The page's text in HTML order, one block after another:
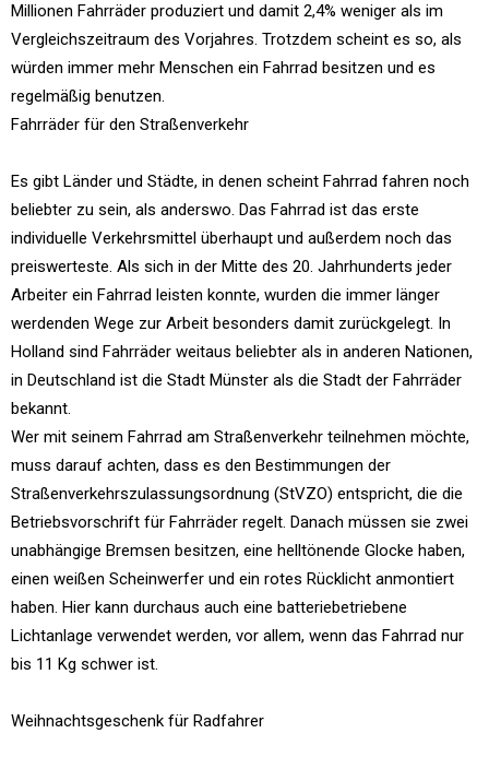
Millionen Fahrräder produziert und damit 2,4% weniger als im
Vergleichszeitraum des Vorjahres. Trotzdem scheint es so, als
würden immer mehr Menschen ein Fahrrad besitzen und es
regelmäßig benutzen.
Fahrräder für den Straßenverkehr
Es gibt Länder und Städte, in denen scheint Fahrrad fahren noch
beliebter zu sein, als anderswo. Das Fahrrad ist das erste
individuelle Verkehrsmittel überhaupt und außerdem noch das
preiswerteste. Als sich in der Mitte des 20. Jahrhunderts jeder
Arbeiter ein Fahrrad leisten konnte, wurden die immer länger
werdenden Wege zur Arbeit besonders damit zurückgelegt. In
Holland sind Fahrräder weitaus beliebter als in anderen Nationen,
in Deutschland ist die Stadt Münster als die Stadt der Fahrräder
bekannt.
Wer mit seinem Fahrrad am Straßenverkehr teilnehmen möchte,
muss darauf achten, dass es den Bestimmungen der
Straßenverkehrszulassungsordnung (StVZO) entspricht, die die
Betriebsvorschrift für Fahrräder regelt. Danach müssen sie zwei
unabhängige Bremsen besitzen, eine helltönende Glocke haben,
einen weißen Scheinwerfer und ein rotes Rücklicht anmontiert
haben. Hier kann durchaus auch eine batteriebetriebene
Lichtanlage verwendet werden, vor allem, wenn das Fahrrad nur
bis 11 Kg schwer ist.
Weihnachtsgeschenk für Radfahrer